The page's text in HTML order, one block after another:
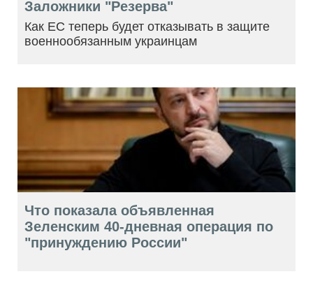
Заложники "Резерва"
Как ЕС теперь будет отказывать в защите
военнообязанным украинцам
Что показала объявленная
Зеленским 40-дневная операция по
"принуждению России"